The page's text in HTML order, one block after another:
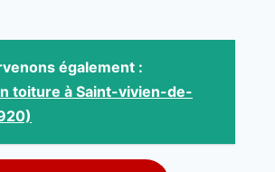
également :
toiture à Saint-vivien-de-